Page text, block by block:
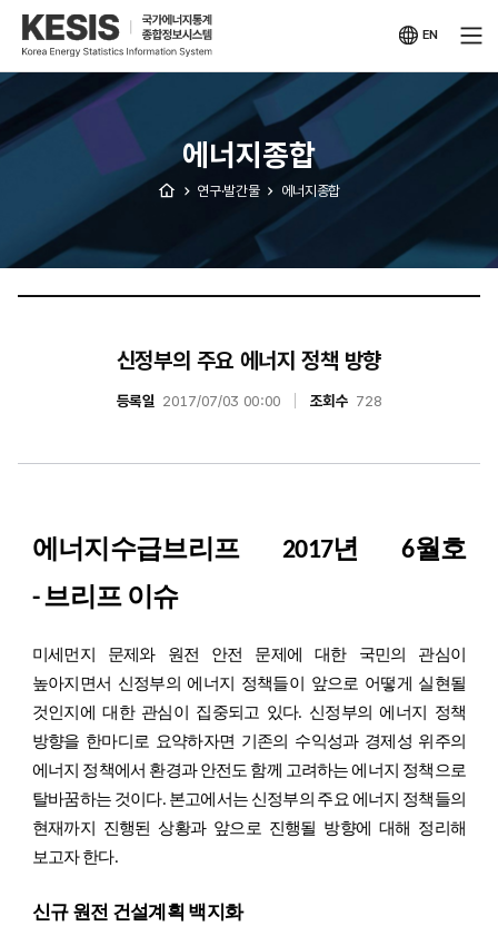
KESIS
국가에너지통계
종합정보시스템
EN
영문
에너지종합
연구·발간물 에너지종합
신정부의 주요 에너지 정책 방향
등록일 2017/07/03 00:00 조회수 728
에너지수급브리프 2017년 6월호
- 브리프 이슈
미세먼지 문제와 원전 안전 문제에 대한 국민의 관심이
높아지면서 신정부의 에너지 정책들이 앞으로 어떻게 실현될
것인지에 대한 관심이 집중되고 있다. 신정부의 에너지 정책
방향을 한마디로 요약하자면 기존의 수익성과 경제성 위주의
에너지 정책에서 환경과 안전도 함께 고려하는 에너지 정책으로
탈바꿈하는 것이다. 본고에서는 신정부의 주요 에너지 정책들의
현재까지 진행된 상황과 앞으로 진행될 방향에 대해 정리해
보고자 한다.
신규 원전 건설계획 백지화